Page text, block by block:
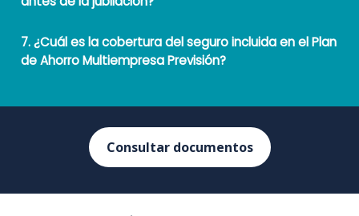
7. ¿Cuál es la cobertura del seguro incluida en el Plan
de Ahorro Multiempresa Previsión?
Consultar documentos